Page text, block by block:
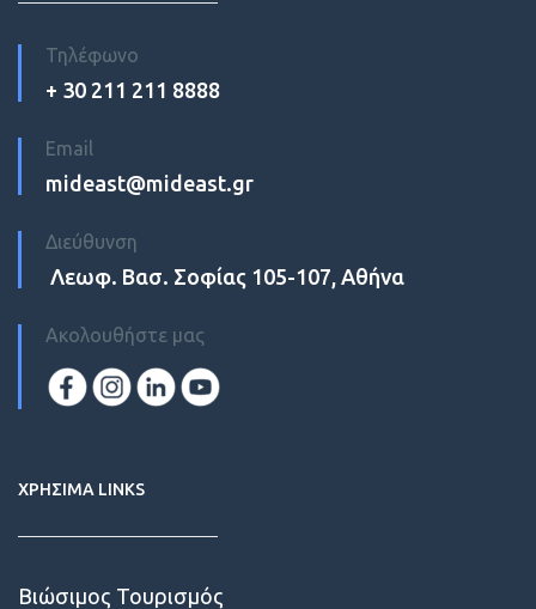
Τηλέφωνο
+ 30 211 211 8888
Email
mideast@mideast.gr
Διεύθυνση
Λεωφ. Βασ. Σοφίας 105-107, Αθήνα
Ακολουθήστε μας
ΧΡΗΣΙΜΑ LINKS
Βιώσιμος Τουρισμός